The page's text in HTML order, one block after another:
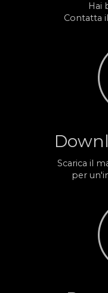
Hai
Contatta
Scarica il
per